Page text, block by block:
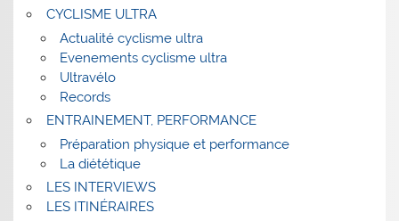
CYCLISME ULTRA
Actualité cyclisme ultra
Evenements cyclisme ultra
Ultravélo
Records
ENTRAINEMENT, PERFORMANCE
Préparation physique et performance
La diététique
LES INTERVIEWS
LES ITINÉRAIRES